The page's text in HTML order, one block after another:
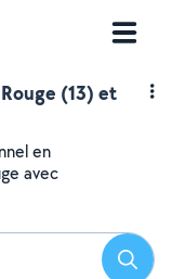
(13) et
en
avec